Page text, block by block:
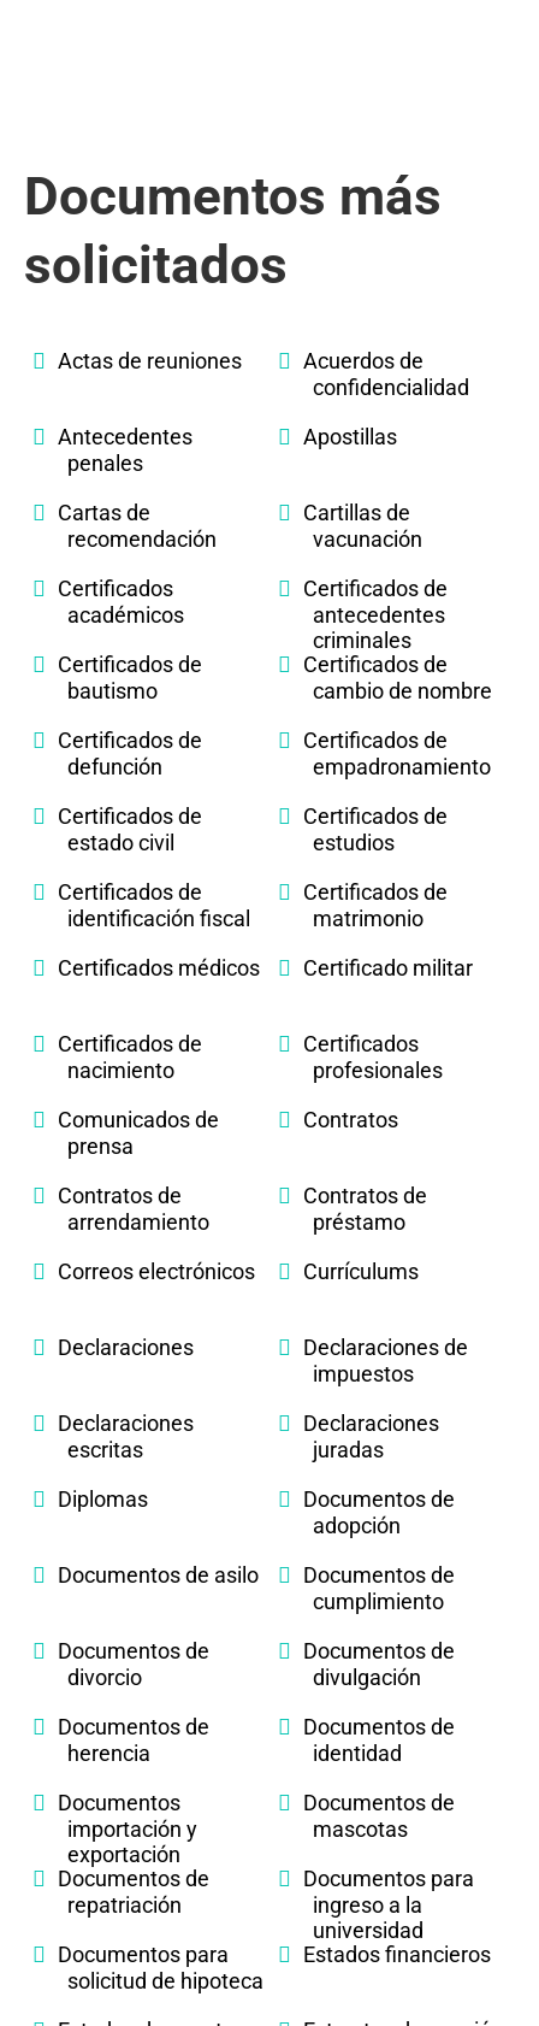
Documentos más
solicitados
Actas de reuniones
Acuerdos de
confidencialidad
Antecedentes
penales
Apostillas
Cartas de
recomendación
Cartillas de
vacunación
Certificados
académicos
Certificados de
antecedentes
criminales
Certificados de
bautismo
Certificados de
cambio de nombre
Certificados de
defunción
Certificados de
empadronamiento
Certificados de
estado civil
Certificados de
estudios
Certificados de
identificación fiscal
Certificados de
matrimonio
Certificados médicos
Certificado militar
Certificados de
nacimiento
Certificados
profesionales
Comunicados de
prensa
Contratos
Contratos de
arrendamiento
Contratos de
préstamo
Correos electrónicos
Currículums
Declaraciones
Declaraciones de
impuestos
Declaraciones
escritas
Declaraciones
juradas
Diplomas
Documentos de
adopción
Documentos de asilo
Documentos de
cumplimiento
Documentos de
divorcio
Documentos de
divulgación
Documentos de
herencia
Documentos de
identidad
Documentos
importación y
exportación
Documentos de
mascotas
Documentos de
repatriación
Documentos para
ingreso a la
universidad
Documentos para
solicitud de hipoteca
Estados financieros